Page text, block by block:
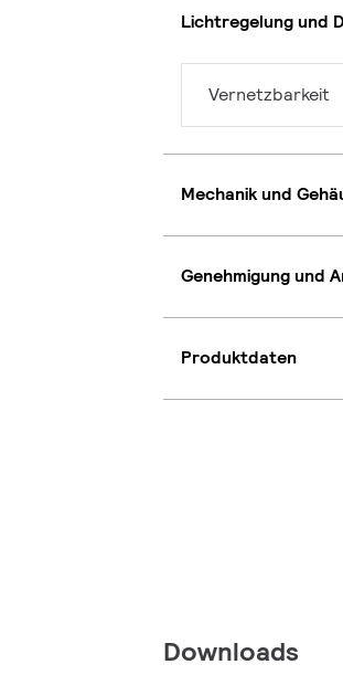
Lichtregelung und
Vernetzbarkeit
Mechanik und
Genehmigung und
Produktdaten
Downloads